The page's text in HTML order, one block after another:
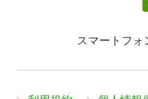
スマートフォ